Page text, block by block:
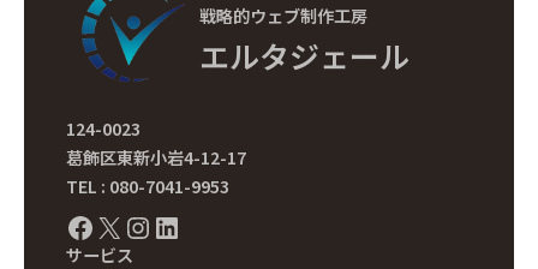
戦略的ウェブ制作工房
エルタジェール
124-0023
葛飾区東新小岩4-12-17
TEL : 080-7041-9953
Facebook X InstagramLinkedIn
サービス